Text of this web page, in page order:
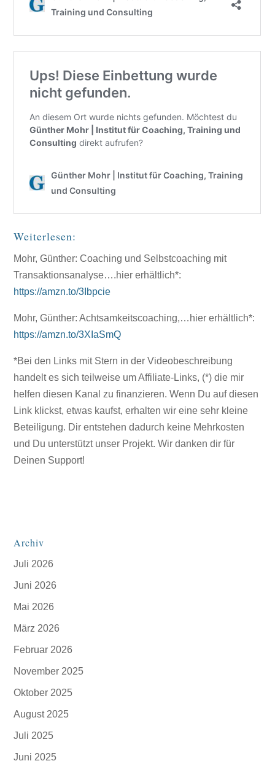
Weiterlesen:
Mohr, Günther: Coaching und Selbstcoaching mit
Transaktionsanalyse….hier erhältlich*:
https://amzn.to/3Ibpcie
Mohr, Günther: Achtsamkeitscoaching,…hier erhältlich*:
https://amzn.to/3XIaSmQ
*Bei den Links mit Stern in der Videobeschreibung
handelt es sich teilweise um Affiliate-Links, (*) die mir
helfen diesen Kanal zu finanzieren. Wenn Du auf diesen
Link klickst, etwas kaufst, erhalten wir eine sehr kleine
Beteiligung. Dir entstehen dadurch keine Mehrkosten
und Du unterstützt unser Projekt. Wir danken dir für
Deinen Support!
Archiv
Juli 2026
Juni 2026
Mai 2026
März 2026
Februar 2026
November 2025
Oktober 2025
August 2025
Juli 2025
Juni 2025